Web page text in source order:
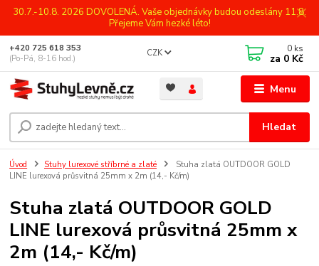
30.7.-10.8. 2026 DOVOLENÁ. Vaše objednávky budou odeslány 11.8.
Přejeme Vám hezké léto!
Menu
CZK
Hledat
+420 725 618 353
(Po-Pá, 8-16 hod.)
0 ks
za 0 Kč
Úvod Stuhy lurexové stříbrné a zlaté
Stuha zlatá OUTDOOR GOLD
LINE lurexová průsvitná 25mm x 2m (14,- Kč/m)
Stuha zlatá OUTDOOR GOLD
LINE lurexová průsvitná 25mm x
2m (14,- Kč/m)